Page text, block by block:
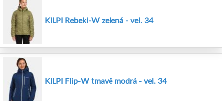
KILPI Rebeki-W zelená - vel. 34
KILPI Flip-W tmavě modrá - vel. 34